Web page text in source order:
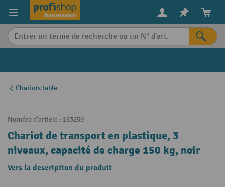
content
Chariots table
Numéro d'article : 163259
Chariot de transport en plastique, 3
niveaux, capacité de charge 150 kg, noir
Vers la description du produit